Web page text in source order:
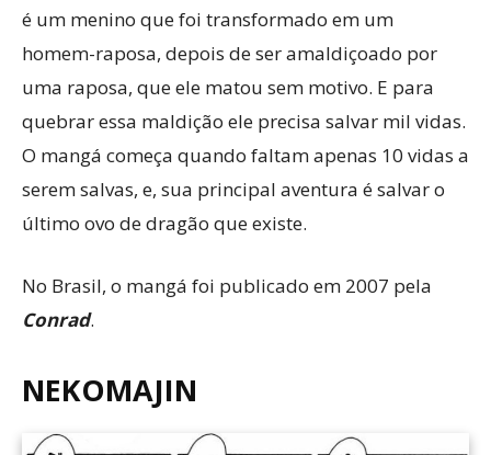
é um menino que foi transformado em um
homem-raposa, depois de ser amaldiçoado por
uma raposa, que ele matou sem motivo. E para
quebrar essa maldição ele precisa salvar mil vidas.
O mangá começa quando faltam apenas 10 vidas a
serem salvas, e, sua principal aventura é salvar o
último ovo de dragão que existe.
No Brasil, o mangá foi publicado em 2007 pela
Conrad.
NEKOMAJIN